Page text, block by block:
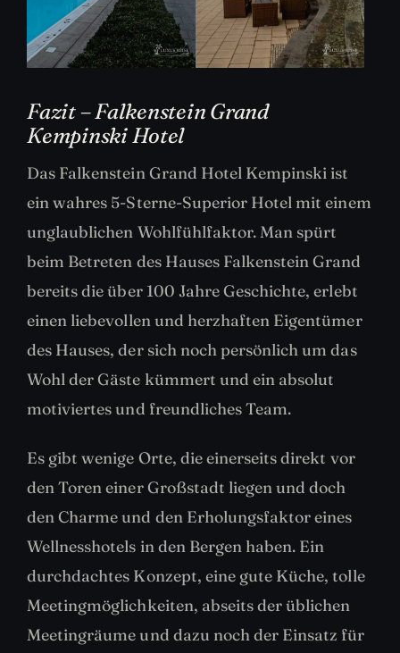
Fazit – Falkenstein Grand
Kempinski Hotel
Das Falkenstein Grand Hotel Kempinski ist
ein wahres 5-Sterne-Superior Hotel mit einem
unglaublichen Wohlfühlfaktor. Man spürt
beim Betreten des Hauses Falkenstein Grand
bereits die über 100 Jahre Geschichte, erlebt
einen liebevollen und herzhaften Eigentümer
des Hauses, der sich noch persönlich um das
Wohl der Gäste kümmert und ein absolut
motiviertes und freundliches Team.
Es gibt wenige Orte, die einerseits direkt vor
den Toren einer Großstadt liegen und doch
den Charme und den Erholungsfaktor eines
Wellnesshotels in den Bergen haben. Ein
durchdachtes Konzept, eine gute Küche, tolle
Meetingmöglichkeiten, abseits der üblichen
Meetingräume und dazu noch der Einsatz für